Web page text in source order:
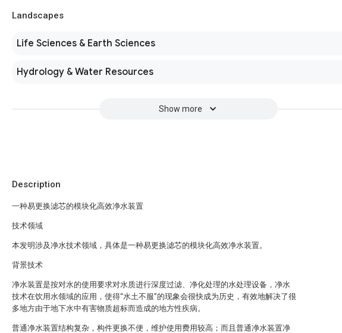
Landscapes
Life Sciences & Earth Sciences
Hydrology & Water Resources
Show more
Description
一种易更换滤芯的模块化高效净水装置
技术领域
本发明涉及净水技术领域，具体是一种易更换滤芯的模块化高效净水装置。
背景技术
净水装置是按对水的使用要求对水质进行深度过滤、净化处理的水处理设备，净水
技术在饮用水领域的应用，使得“水土不服”的现象会很快成为历史，有效地解决了很
多地方由于地下水中有害物质超标而造成的地方性疾病。
普通净水装置结构复杂，构件更换不便，维护使用费用较高；而且普通净水装置净